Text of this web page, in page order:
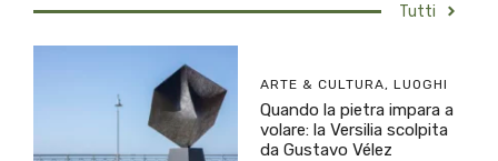
Tutti
ARTE & CULTURA, LUOGHI
Quando la pietra impara a
volare: la Versilia scolpita
da Gustavo Vélez